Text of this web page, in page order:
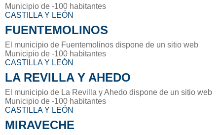
Municipio de -100 habitantes
CASTILLA Y LEÓN
FUENTEMOLINOS
El municipio de Fuentemolinos dispone de un sitio web
Municipio de -100 habitantes
CASTILLA Y LEÓN
LA REVILLA Y AHEDO
El municipio de La Revilla y Ahedo dispone de un sitio web
Municipio de -100 habitantes
CASTILLA Y LEÓN
MIRAVECHE